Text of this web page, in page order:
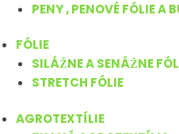
PENY , PENOVÉ FÓLIE A
FÓLIE
SILÁŽNE A SENÁŽNE
STRETCH FÓLIE
AGROTEXTÍLIE